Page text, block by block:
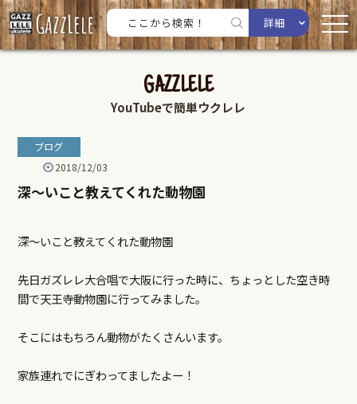
詳細
GAZZLELE
YouTubeで簡単ウクレレ
ブログ
2018/12/03
深～いこと教えてくれた動物園
深～いこと教えてくれた動物園
先日ガズレレ大合唱で大阪に行った時に、ちょっとした空き時
間で天王寺動物園に行ってみました。
そこにはもちろん動物がたくさんいます。
家族連れでにぎわってましたよー！